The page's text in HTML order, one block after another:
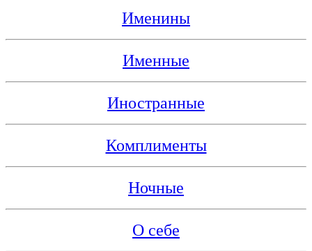
Именины
Именные
Иностранные
Комплименты
Ночные
О себе